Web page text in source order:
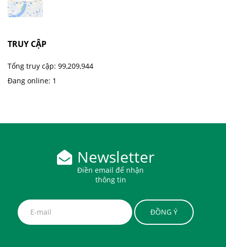
TRUY CẬP
Tổng truy cập: 99,209,944
Đang online: 1
Newsletter
Điền email để nhận
thông tin